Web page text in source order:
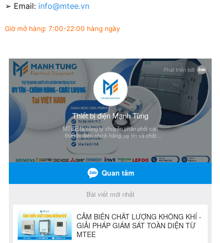
➢ Email: info@mtee.vn
Giờ mở hàng: 7:00-22:00 hàng ngày